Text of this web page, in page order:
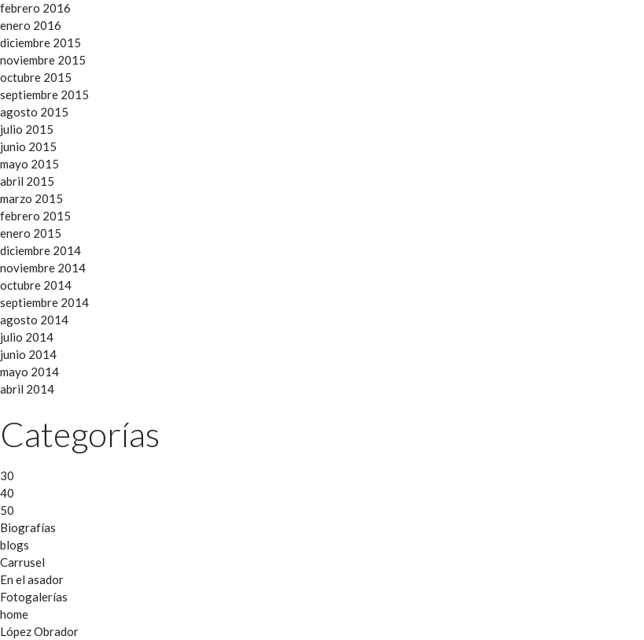
febrero 2016
enero 2016
diciembre 2015
noviembre 2015
octubre 2015
septiembre 2015
agosto 2015
julio 2015
junio 2015
mayo 2015
abril 2015
marzo 2015
febrero 2015
enero 2015
diciembre 2014
noviembre 2014
octubre 2014
septiembre 2014
agosto 2014
julio 2014
junio 2014
mayo 2014
abril 2014
Categorías
30
40
50
Biografías
blogs
Carrusel
En el asador
Fotogalerías
home
López Obrador